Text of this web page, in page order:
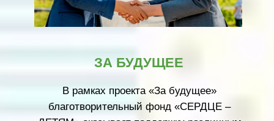
Ежегодная областная викторина для
десятиклассников на знание истории